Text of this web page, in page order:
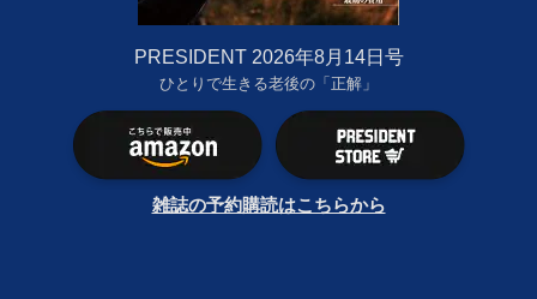
PRESIDENT 2026年8月14日号
ひとりで生きる老後の「正解」
雑誌の予約購読はこちらから